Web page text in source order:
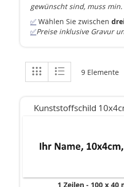
gewünscht sind, muss
✅ Wählen Sie zwischen
✅Preise inklusive Gravur
Anzeigen
als
Liste 9 Elemente
Kunststoffschild
1 Zeilen 100 x 40